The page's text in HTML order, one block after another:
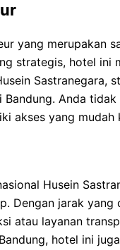
yang merupakan
strategis, hotel ini
Sastranegara,
Anda
akses yang mudah
Husein
Dengan jarak yang
atau layanan
hotel ini